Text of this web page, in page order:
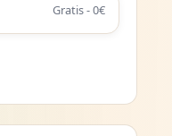
Gratis - 0€